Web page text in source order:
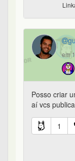
em
Posso criar
aí vcs
1